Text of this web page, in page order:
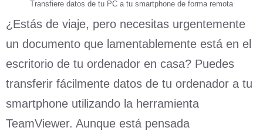
Transfiere datos de tu PC a tu smartphone de forma remota
¿Estás de viaje, pero necesitas urgentemente
un documento que lamentablemente está en el
escritorio de tu ordenador en casa? Puedes
transferir fácilmente datos de tu ordenador a tu
smartphone utilizando la herramienta
TeamViewer. Aunque está pensada